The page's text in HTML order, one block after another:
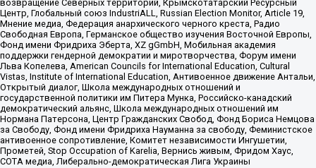
возвращение Северных территорий, Крымскотатарский Ресурсный
Центр, Глобальный союз IndustriALL, Russian Election Monitor, Article 19,
Мнение медиа, Федерация анархического черного креста, Радио
Свободная Европа, Германское общество изучения Восточной Европы,
Фонд имени Фридриха Эберта, XZ gGmbH, Мобильная академия
поддержки гендерной демократии и миротворчества, Форум имени
Льва Копелева, American Councils for International Education, Cultural
Vistas, Institute of International Education, Антивоенное движение Антальи,
Открытый диалог, Школа международных отношений и
государственной политики им Питера Мунка, Российско-канадский
демократический альянс, Школа международных отношений им
Нормана Патерсона, Центр Гражданских Свобод, Фонд Бориса Немцова
за Свободу, Фонд имени Фридриха Науманна за свободу, Феминистское
антивоенное сопротивление, Комитет независимости Ингушетии,
Прометей, Stop Occupation of Karelia, Вернись живым, Фридом Хаус,
СОТА медиа, Либерально-демократическая Лига Украины